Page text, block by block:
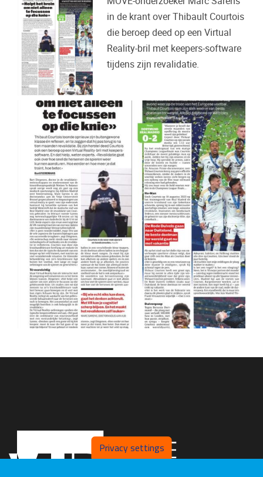
in de krant over Thibault Courtois
die beroep deed op een Virtual
Reality-bril met keepers-software
tijdens zijn revalidatie.
Privacy settings